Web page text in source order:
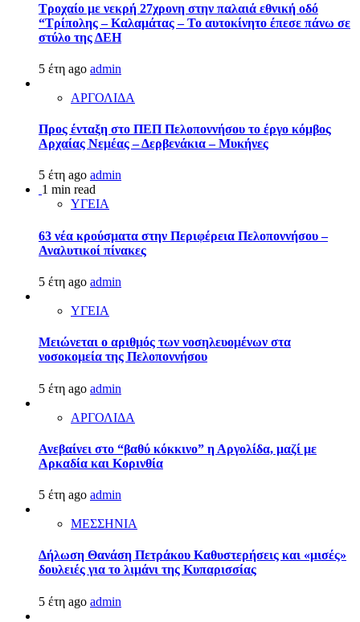
Τροχαίο με νεκρή 27χρονη στην παλαιά εθνική οδό
“Τρίπολης – Καλαμάτας – Το αυτοκίνητο έπεσε πάνω σε
στύλο της ΔΕΗ
5 έτη ago admin
ΑΡΓΟΛΙΔΑ
Προς ένταξη στο ΠΕΠ Πελοποννήσου το έργο κόμβος
Αρχαίας Νεμέας – Δερβενάκια – Μυκήνες
5 έτη ago admin
1 min read
ΥΓΕΙΑ
63 νέα κρούσματα στην Περιφέρεια Πελοποννήσου –
Αναλυτικοί πίνακες
5 έτη ago admin
ΥΓΕΙΑ
Μειώνεται ο αριθμός των νοσηλευομένων στα
νοσοκομεία της Πελοποννήσου
5 έτη ago admin
ΑΡΓΟΛΙΔΑ
Ανεβαίνει στο “βαθύ κόκκινο” η Αργολίδα, μαζί με
Αρκαδία και Κορινθία
5 έτη ago admin
ΜΕΣΣΗΝΙΑ
Δήλωση Θανάση Πετράκου Καθυστερήσεις και «μισές»
δουλειές για το λιμάνι της Κυπαρισσίας
5 έτη ago admin